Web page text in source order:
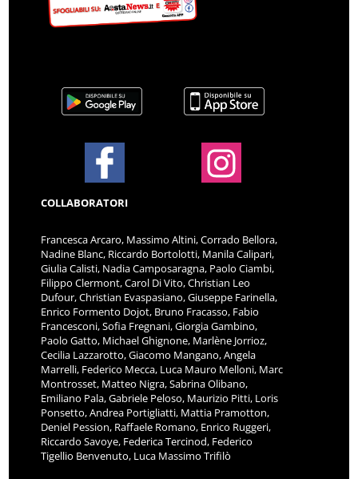
COLLABORATORI
Francesca Arcaro, Massimo Altini, Corrado Bellora,
Nadine Blanc, Riccardo Bortolotti, Manila Calipari,
Giulia Calisti, Nadia Camposaragna, Paolo Ciambi,
Filippo Clermont, Carol Di Vito, Christian Leo
Dufour, Christian Evaspasiano, Giuseppe Farinella,
Enrico Formento Dojot, Bruno Fracasso, Fabio
Francesconi, Sofia Fregnani, Giorgia Gambino,
Paolo Gatto, Michael Ghignone, Marlène Jorrioz,
Cecilia Lazzarotto, Giacomo Mangano, Angela
Marrelli, Federico Mecca, Luca Mauro Melloni, Marc
Montrosset, Matteo Nigra, Sabrina Olibano,
Emiliano Pala, Gabriele Peloso, Maurizio Pitti, Loris
Ponsetto, Andrea Portigliatti, Mattia Pramotton,
Deniel Pession, Raffaele Romano, Enrico Ruggeri,
Riccardo Savoye, Federica Tercinod, Federico
Tigellio Benvenuto, Luca Massimo Trifilò